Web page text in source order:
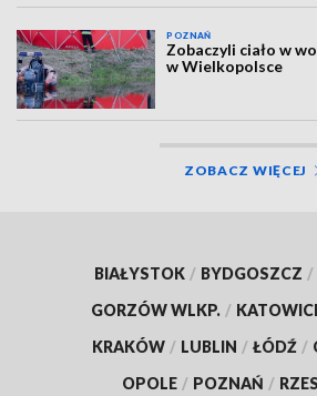
POZNAŃ
Zobaczyli ciało w
w Wielkopolsce
ZOBACZ WIĘCEJ
BIAŁYSTOK / BYDGOSZCZ /
GORZÓW WLKP. /
KRAKÓW / LUBLIN / ŁÓDŹ /
OPOLE / POZNAŃ /